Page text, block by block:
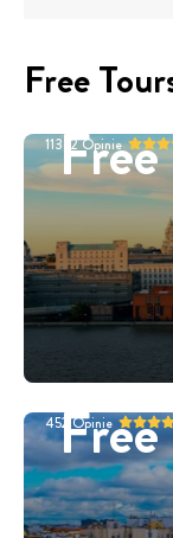
Free
11332Opinie
452 Opinie